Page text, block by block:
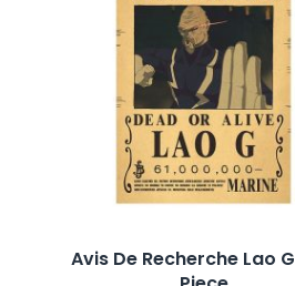
Avis De Recherche Lao